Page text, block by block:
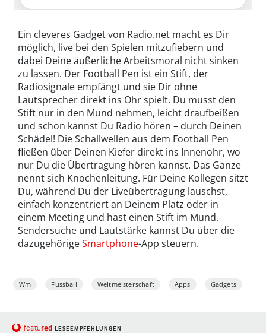
Ein cleveres Gadget von Radio.net macht es Dir
möglich, live bei den Spielen mitzufiebern und
dabei Deine äußerliche Arbeitsmoral nicht sinken
zu lassen. Der Football Pen ist ein Stift, der
Radiosignale empfängt und sie Dir ohne
Lautsprecher direkt ins Ohr spielt. Du musst den
Stift nur in den Mund nehmen, leicht draufbeißen
und schon kannst Du Radio hören – durch Deinen
Schädel! Die Schallwellen aus dem Football Pen
fließen über Deinen Kiefer direkt ins Innenohr, wo
nur Du die Übertragung hören kannst. Das Ganze
nennt sich Knochenleitung. Für Deine Kollegen sitzt
Du, während Du der Liveübertragung lauschst,
einfach konzentriert an Deinem Platz oder in
einem Meeting und hast einen Stift im Mund.
Sendersuche und Lautstärke kannst Du über die
dazugehörigeSmartphone-App steuern.
Wm Fussball Weltmeisterschaft Apps Gadgets
featured LESEEMPFEHLUNGEN